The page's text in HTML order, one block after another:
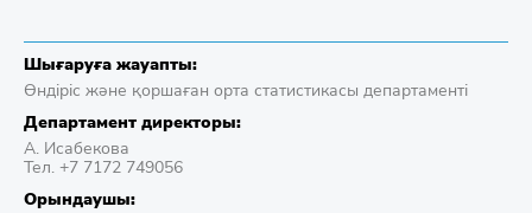
Шығаруға жауапты:
Өндіріс және қоршаған орта статистикасы департаменті
Департамент директоры:
А. Исабекова
Тел. +7 7172 749056
Орындаушы: